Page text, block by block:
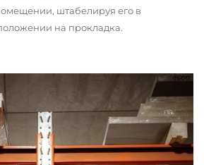
штабелируя его в
на прокладка.